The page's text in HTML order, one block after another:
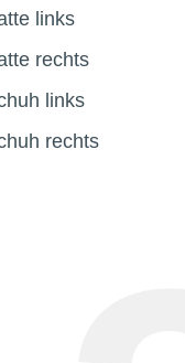
links
rechts
links
rechts